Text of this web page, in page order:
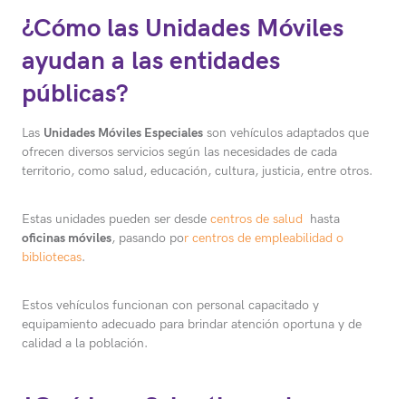
¿Cómo las Unidades Móviles
ayudan a las entidades
públicas?
Las Unidades Móviles Especiales son vehículos adaptados que
ofrecen diversos servicios según las necesidades de cada
territorio, como salud, educación, cultura, justicia, entre otros.
Estas unidades pueden ser desde centros de salud hasta
oficinas móviles, pasando por centros de empleabilidad o
bibliotecas.
Estos vehículos funcionan con personal capacitado y
equipamiento adecuado para brindar atención oportuna y de
calidad a la población.